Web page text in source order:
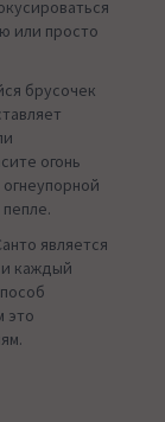
или просто
брусочек
огонь
является
и каждый
это